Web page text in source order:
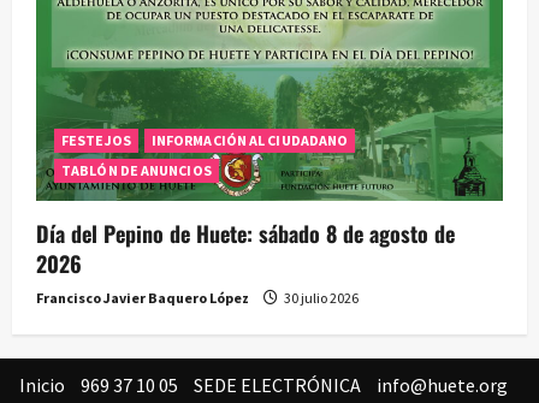
FESTEJOS
INFORMACIÓN AL CIUDADANO
TABLÓN DE ANUNCIOS
Día del Pepino de Huete: sábado 8 de agosto de
2026
Francisco Javier Baquero López 30 julio 2026
Inicio 969 37 10 05 SEDE ELECTRÓNICA info@huete.org